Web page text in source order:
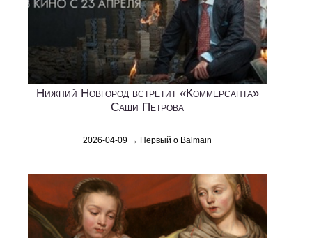
Нижний Новгород встретит «Коммерсанта»
Саши Петрова
2026-04-09 → Первый о Balmain